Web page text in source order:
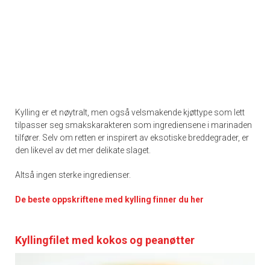
Kylling er et nøytralt, men også velsmakende kjøttype som lett
tilpasser seg smakskarakteren som ingrediensene i marinaden
tilfører. Selv om retten er inspirert av eksotiske breddegrader, er
den likevel av det mer delikate slaget.
Altså ingen sterke ingredienser.
De beste oppskriftene med kylling finner du her
Kyllingfilet med kokos og peanøtter